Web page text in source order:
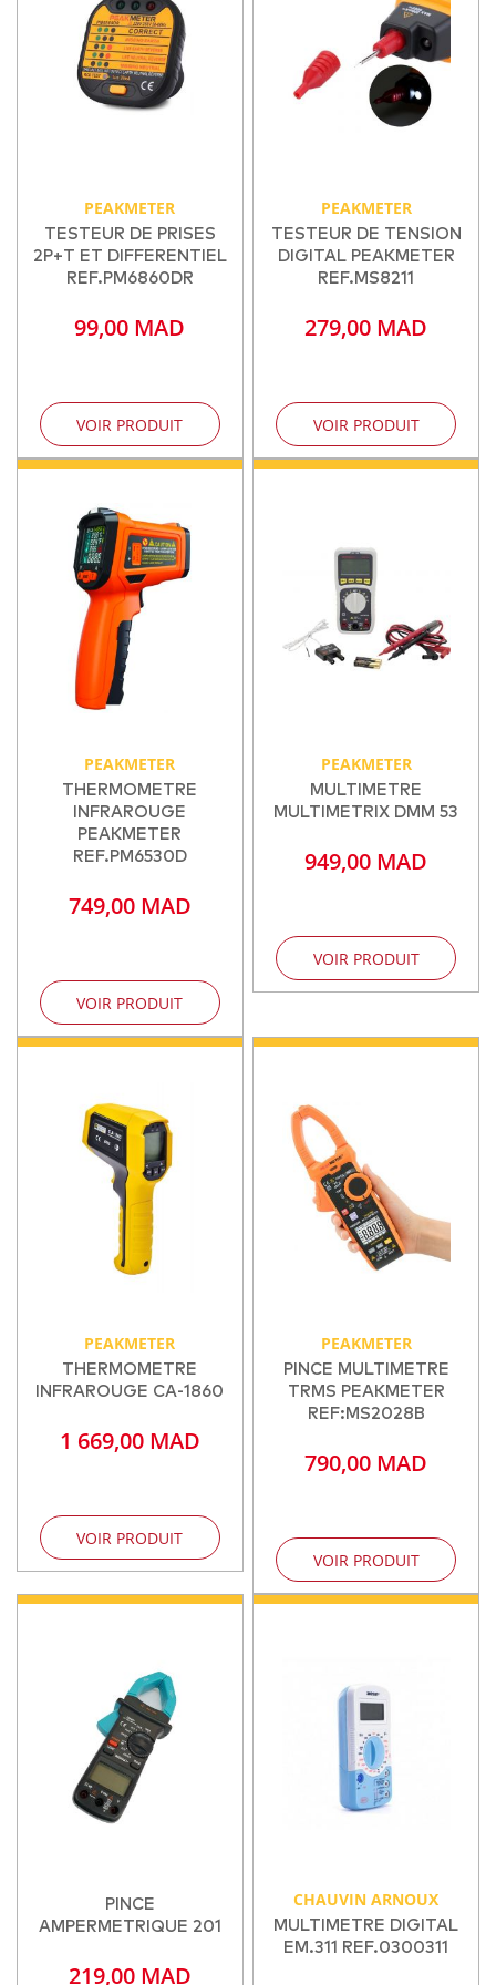
PEAKMETER
TESTEUR DE PRISES
2P+T ET DIFFERENTIEL
REF.PM6860DR
99,00 MAD
VOIR PRODUIT
PEAKMETER
TESTEUR DE TENSION
DIGITAL PEAKMETER
REF.MS8211
279,00 MAD
VOIR PRODUIT
PEAKMETER
THERMOMETRE
INFRAROUGE
PEAKMETER
REF.PM6530D
749,00 MAD
VOIR PRODUIT
PEAKMETER
MULTIMETRE
MULTIMETRIX DMM 53
949,00 MAD
VOIR PRODUIT
PEAKMETER
THERMOMETRE
INFRAROUGE CA-1860
1 669,00 MAD
VOIR PRODUIT
PEAKMETER
PINCE MULTIMETRE
TRMS PEAKMETER
REF:MS2028B
790,00 MAD
VOIR PRODUIT
PINCE
AMPERMETRIQUE 201
219,00 MAD
CHAUVIN ARNOUX
MULTIMETRE DIGITAL
EM.311 REF.0300311